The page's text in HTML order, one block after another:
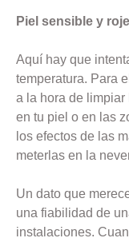
Piel sensible y
Aquí hay que
temperatura. Para
a la hora de
en tu piel o en las
los efectos de las
meterlas en la
Un dato que
una fiabilidad de
instalaciones.